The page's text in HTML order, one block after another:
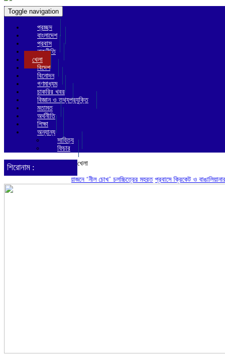
Toggle navigation
প্রচ্ছদ
বাংলাদেশ
প্রবাস
রাজনীতি
খেলা
বিদেশ
বিনোদন
গণমাধ্যম
চাকরির খবর
বিজ্ঞান ও তথ্যপ্রযুক্তি
মতামত
অর্থনীতি
শিক্ষা
অন্যান্য
সাহিত্য
ফিচার
শিরোনাম :
জমকালো আয়োজনে ‘নীল চোখ’ চলচ্চিত্রের মহরত প্রবাসে ক্রিকেট ও বাঙালিয়ানার
খেলা